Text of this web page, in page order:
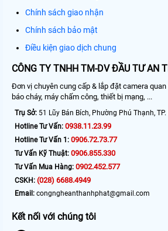
Chính sách giao nhận
Chính sách bảo mật
Điều kiện giao dịch chung
CÔNG TY TNHH TM-DV ĐẦU TƯ AN
Đơn vị chuyên cung cấp & lắp đặt camera
báo cháy, máy chấm công, thiết bị mạng, ...
Trụ Sở: 51 Lũy Bán Bích, Phường Phú Thạnh,
Hotline Tư Vấn: 0938.11.23.99
Hotline Tư Vấn 1: 0906.72.73.77
Tư Vấn Kỹ Thuật: 0906.855.330
Tư Vấn Mua Hàng: 0902.452.577
CSKH: (028) 6688.4949
Email: congngheanthanhphat@gmail.com
Kết nối với chúng tôi